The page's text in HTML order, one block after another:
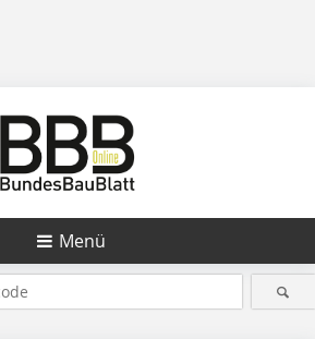
Menü